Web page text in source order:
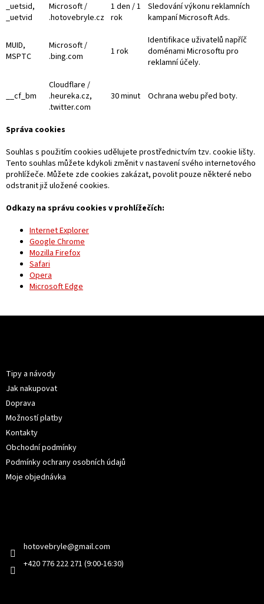
_uetsid,
_uetvid
Microsoft /
.hotovebryle.cz
1 den / 1
rok
Sledování výkonu reklamních
kampaní Microsoft Ads.
MUID,
MSPTC
Microsoft /
.bing.com
1 rok
Identifikace uživatelů napříč
doménami Microsoftu pro
reklamní účely.
__cf_bm
Cloudflare /
.heureka.cz,
.twitter.com
30 minut Ochrana webu před boty.
Správa cookies
Souhlas s použitím cookies udělujete prostřednictvím tzv. cookie lišty.
Tento souhlas můžete kdykoli změnit v nastavení svého internetového
prohlížeče. Můžete zde cookies zakázat, povolit pouze některé nebo
odstranit již uložené cookies.
Odkazy na správu cookies v prohlížečích:
Internet Explorer
Google Chrome
Mozilla Firefox
Safari
Opera
Microsoft Edge
Tipy a návody
Jak nakupovat
Doprava
Možností platby
Kontakty
Obchodní podmínky
Podmínky ochrany osobních údajů
Moje objednávka
hotovebryle@gmail.com
+420 776 222 271 (9:00-16:30)